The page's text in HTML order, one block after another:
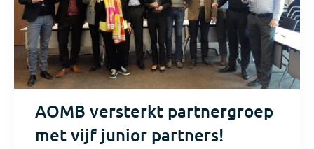
AOMB versterkt partnergroep
met vijf junior partners!